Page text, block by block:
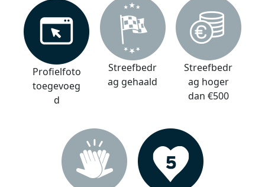
Profielfoto
toegevoeg
d
Streefbedr
ag gehaald
Streefbedr
ag hoger
dan €500